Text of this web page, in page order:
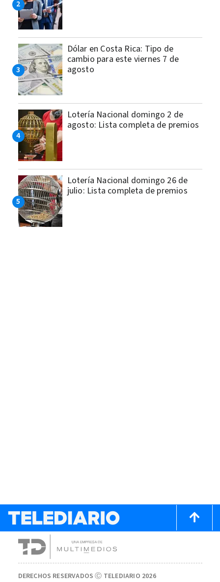
Dólar en Costa Rica: Tipo de
cambio para este viernes 7 de
agosto
Lotería Nacional domingo 2 de
agosto: Lista completa de premios
Lotería Nacional domingo 26 de
julio: Lista completa de premios
DERECHOS RESERVADOS Ⓒ TELEDIARIO 2026